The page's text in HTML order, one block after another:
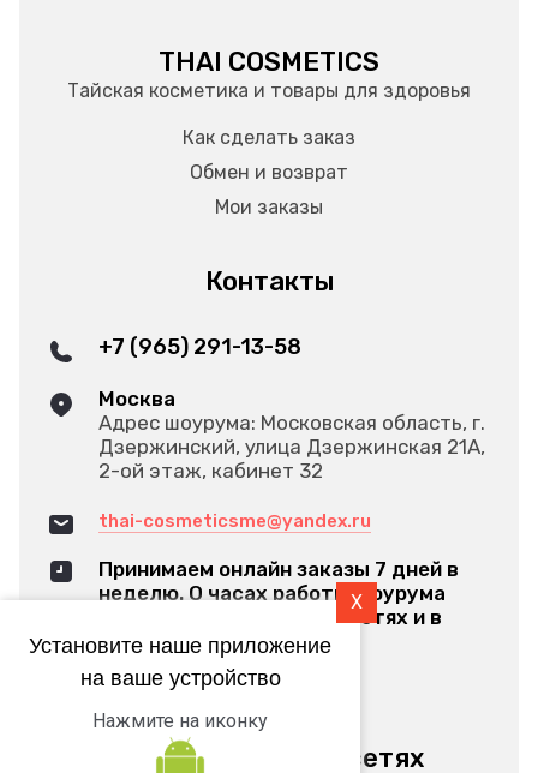
THAI COSMETICS
Тайская косметика и товары для здоровья
Как сделать заказ
Обмен и возврат
Мои заказы
Контакты
+7 (965) 291-13-58
Москва
Адрес шоурума: Московская область, г.
Дзержинский, улица Дзержинская 21А,
2-ой этаж, кабинет 32
thai-cosmeticsme@yandex.ru
Принимаем онлайн заказы 7 дней в
неделю. О часах работы шоурума
оповещаем в наших соц.сетях и в
Яндексе
Мы в социальных сетях
X
Установите наше приложение
на ваше устройство
Нажмите на иконку